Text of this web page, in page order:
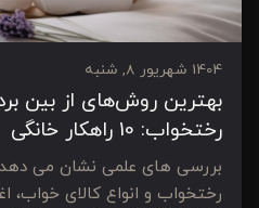
1404 شهریور 8, شنبه
بهترین روش‌های از بین
رختخواب: 10 راهکار خانگی
بررسی های علمی نشان می
رختخواب و انواع کالای خواب،